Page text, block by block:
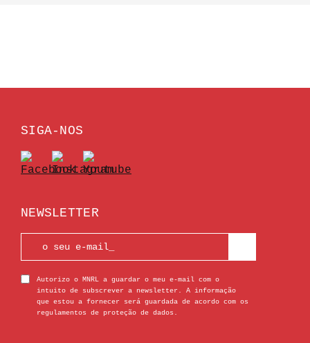
SIGA-NOS
NEWSLETTER
Autorizo o MNRL a guardar o meu e-mail com o
intuito de subscrever a newsletter. A informação
que estou a fornecer será guardada de acordo com os
regulamentos de proteção de dados.